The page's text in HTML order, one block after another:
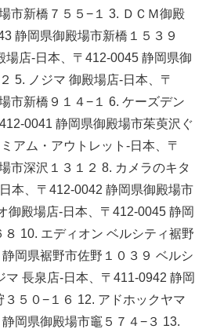
市新橋７５５−１ 3. ＤＣＭ御殿
静岡県御殿場市新橋１５３９
場店-日本、〒412-0045 静岡県御
5. ノジマ 御殿場店-日本、〒
市新橋９１４−１ 6. ケーズデン
0041 静岡県御殿場市茱萸沢ぐ
アム・アウトレット-日本、〒
市深沢１３１２ 8. カメラのキタ
本、〒412-0042 静岡県御殿場市
御殿場店-日本、〒412-0045 静岡
10. エディオン ベルシティ裾野
岡県裾野市佐野１０３９ ベルシ
マ 長泉店-日本、〒411-0942 静岡
５０−１６ 12. アドホックヤマ
岡県御殿場市竈５７４−３ 13.